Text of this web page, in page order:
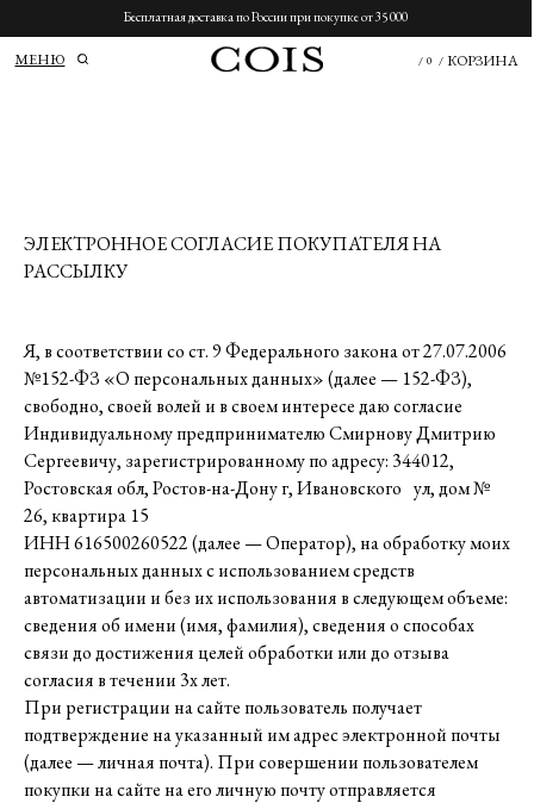
Бесплатная доставка по России при покупке от 35 000
ЭЛЕКТРОННОЕ СОГЛАСИЕ ПОКУПАТЕЛЯ НА
РАССЫЛКУ
Я, в соответствии со ст. 9 Федерального закона от 27.07.2006
№152-ФЗ «О персональных данных» (далее — 152-ФЗ),
свободно, своей волей и в своем интересе даю согласие
Индивидуальному предпринимателю Смирнову Дмитрию
Сергеевичу, зарегистрированному по адресу: 344012,
Ростовская обл, Ростов-на-Дону г, Ивановского ул, дом №
26, квартира 15
ИНН 616500260522 (далее — Оператор), на обработку моих
персональных данных с использованием средств
автоматизации и без их использования в следующем объеме:
сведения об имени (имя, фамилия), сведения о способах
связи до достижения целей обработки или до отзыва
согласия в течении 3х лет.
При регистрации на сайте пользователь получает
подтверждение на указанный им адрес электронной почты
(далее — личная почта). При совершении пользователем
покупки на сайте на его личную почту отправляется